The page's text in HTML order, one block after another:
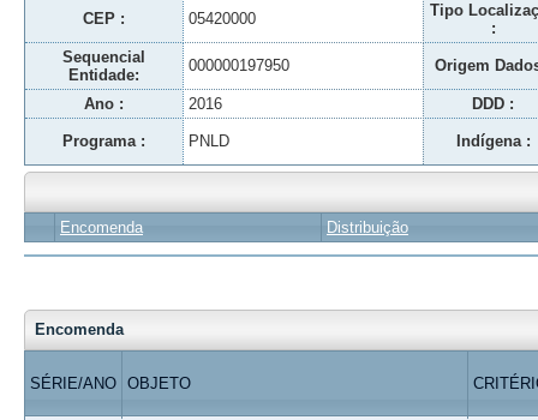
CEP : 05420000
Tipo
:
Sequencial
Entidade:
000000197950 Origem
Ano : 2016 DDD :
Programa : PNLD Indígena :
Encomenda Distribuição
Encomenda
SÉRIE/ANO OBJETO